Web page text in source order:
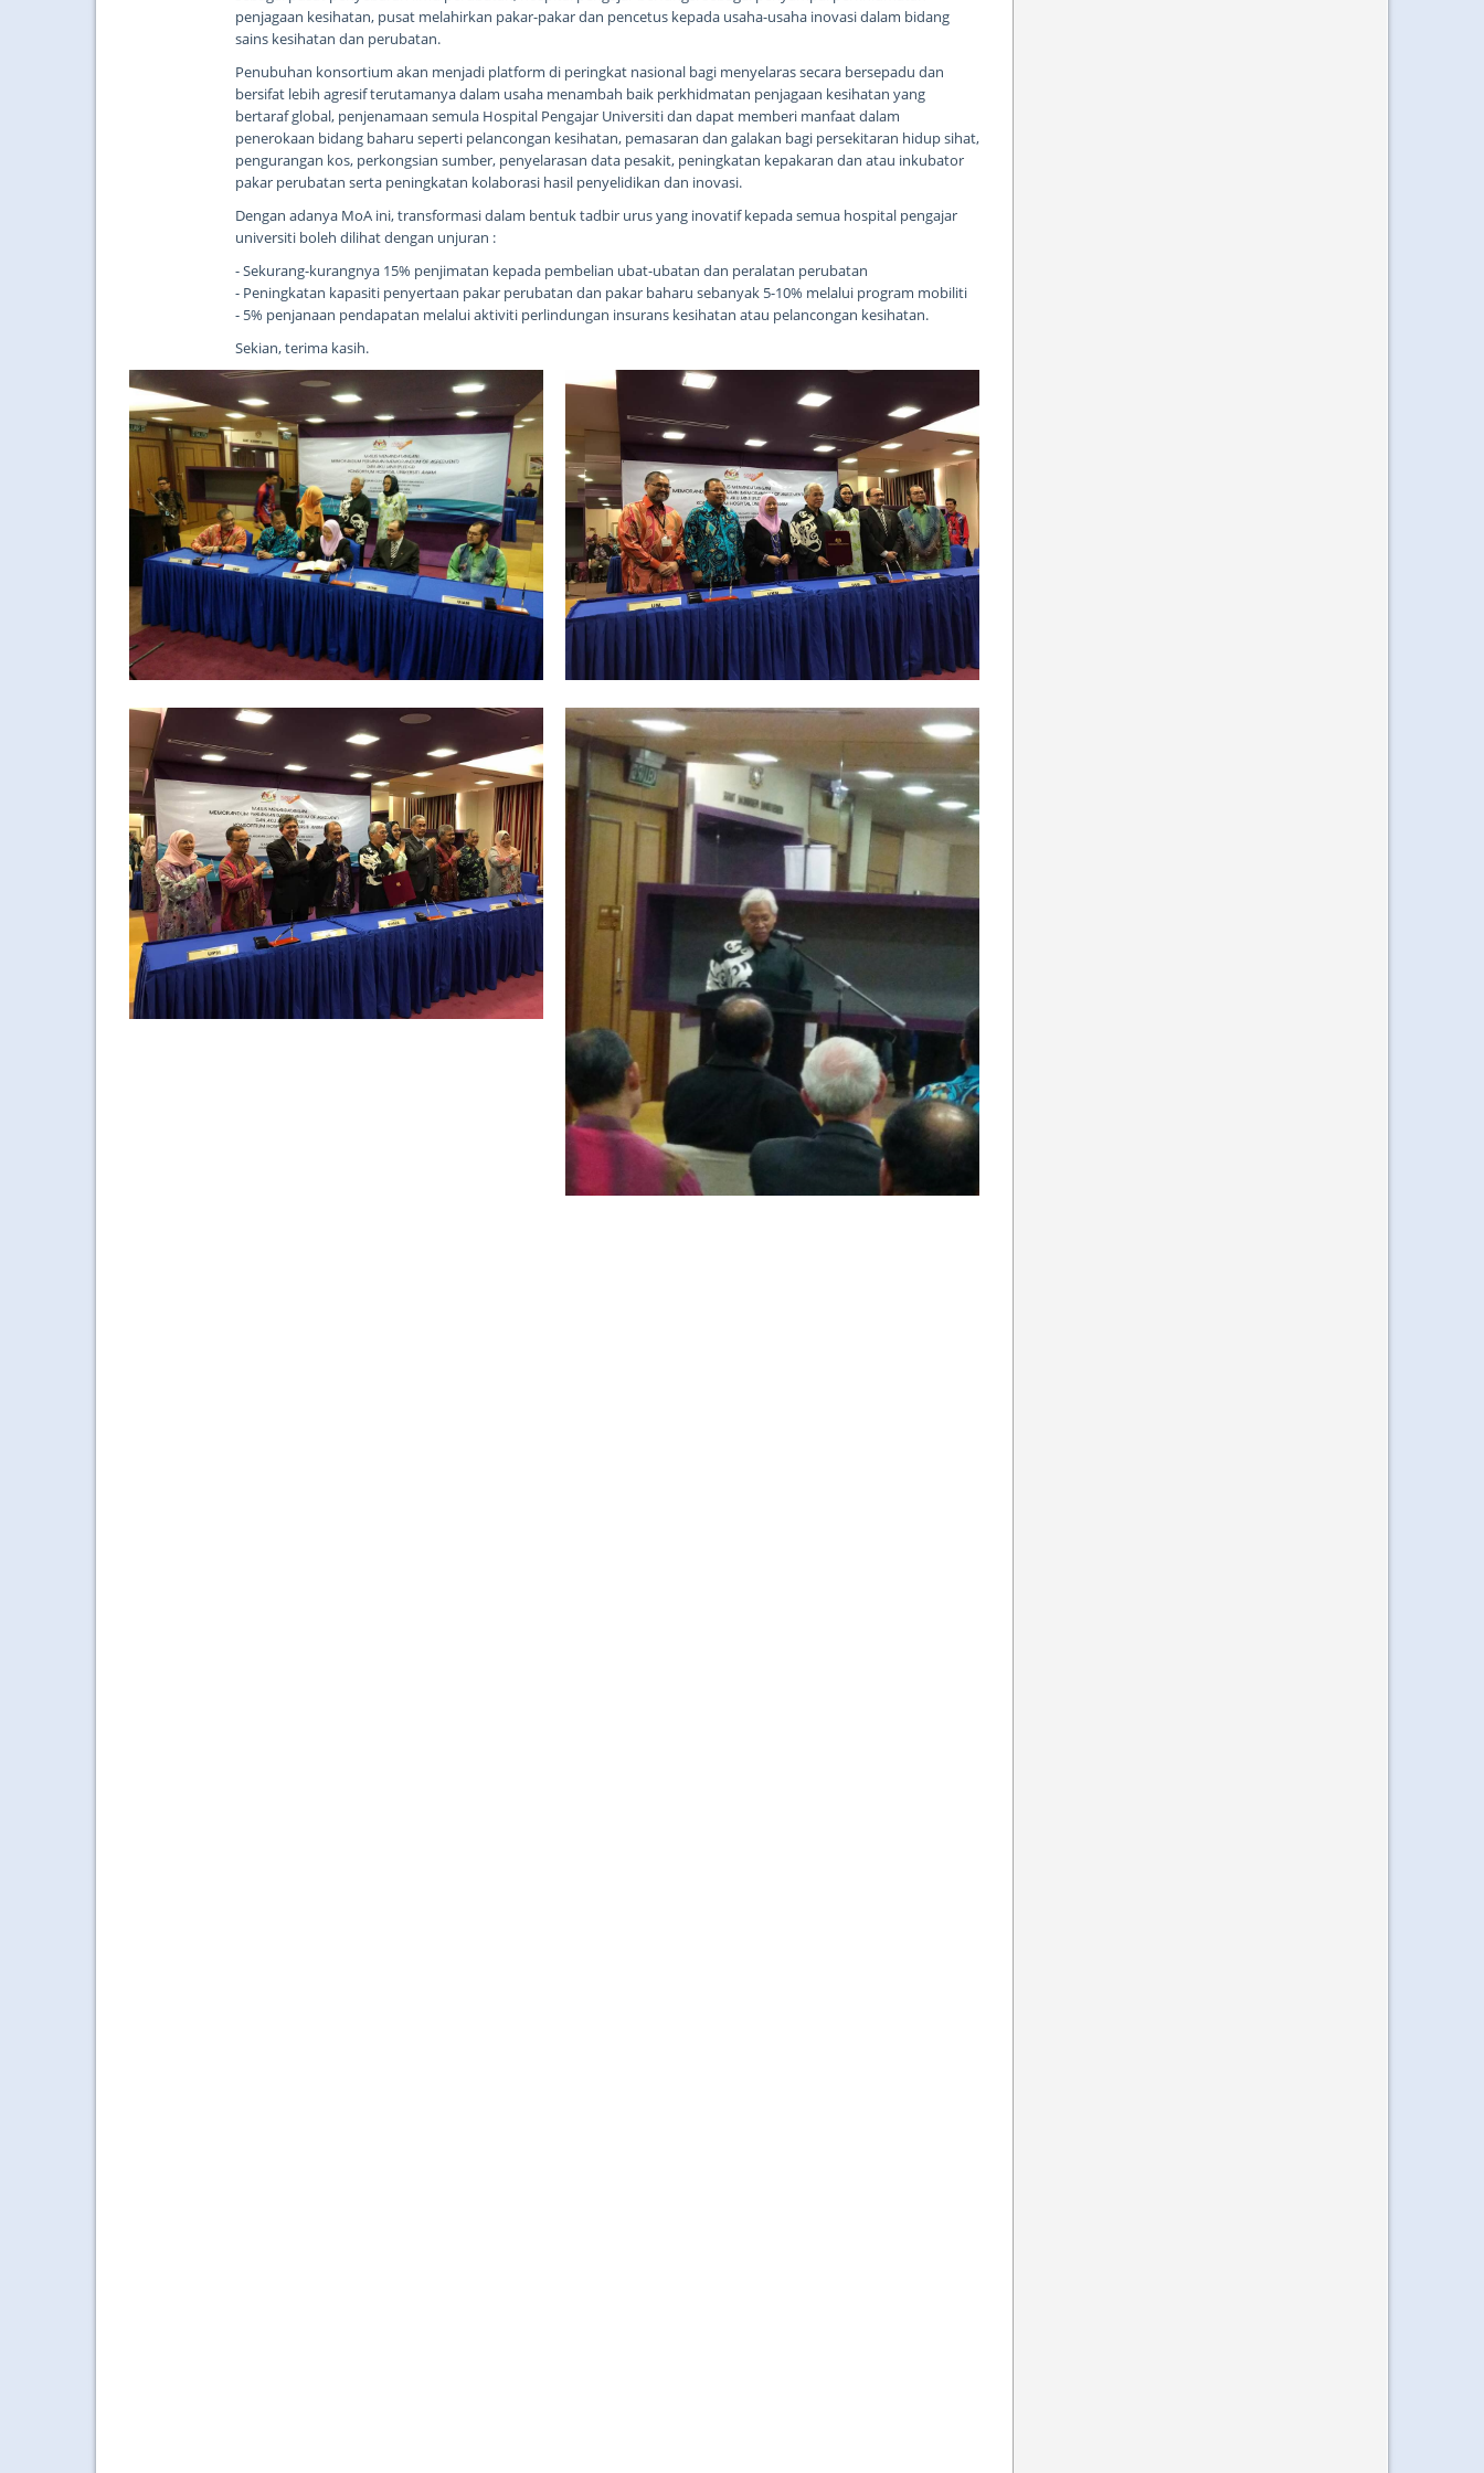
penjagaan kesihatan, pusat melahirkan pakar-pakar dan pencetus kepada usaha-usaha inovasi dalam bidang
sains kesihatan dan perubatan.
Penubuhan konsortium akan menjadi platform di peringkat nasional bagi menyelaras secara bersepadu dan
bersifat lebih agresif terutamanya dalam usaha menambah baik perkhidmatan penjagaan kesihatan yang
bertaraf global, penjenamaan semula Hospital Pengajar Universiti dan dapat memberi manfaat dalam
penerokaan bidang baharu seperti pelancongan kesihatan, pemasaran dan galakan bagi persekitaran hidup sihat,
pengurangan kos, perkongsian sumber, penyelarasan data pesakit, peningkatan kepakaran dan atau inkubator
pakar perubatan serta peningkatan kolaborasi hasil penyelidikan dan inovasi.
Dengan adanya MoA ini, transformasi dalam bentuk tadbir urus yang inovatif kepada semua hospital pengajar
universiti boleh dilihat dengan unjuran :
- Sekurang-kurangnya 15% penjimatan kepada pembelian ubat-ubatan dan peralatan perubatan
- Peningkatan kapasiti penyertaan pakar perubatan dan pakar baharu sebanyak 5-10% melalui program mobiliti
- 5% penjanaan pendapatan melalui aktiviti perlindungan insurans kesihatan atau pelancongan kesihatan.
Sekian, terima kasih.